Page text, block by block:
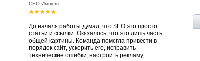
СЕО-Импульс
До начала работы думал, что SEO это просто
статьи и ссылки. Оказалось, что это лишь часть
общей картины. Команда помогла привести в
порядок сайт, ускорить его, исправить
технические ошибки, настроить рекламу,